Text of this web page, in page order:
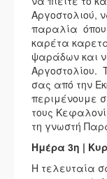
Αργοστολιού,
παραλία όπου
καρέτα
ψαράδων και
Αργοστολίου.
σας από την
περιμένουμε
τους
τη γνωστή
Ημέρα 3η |
Η τελευταία